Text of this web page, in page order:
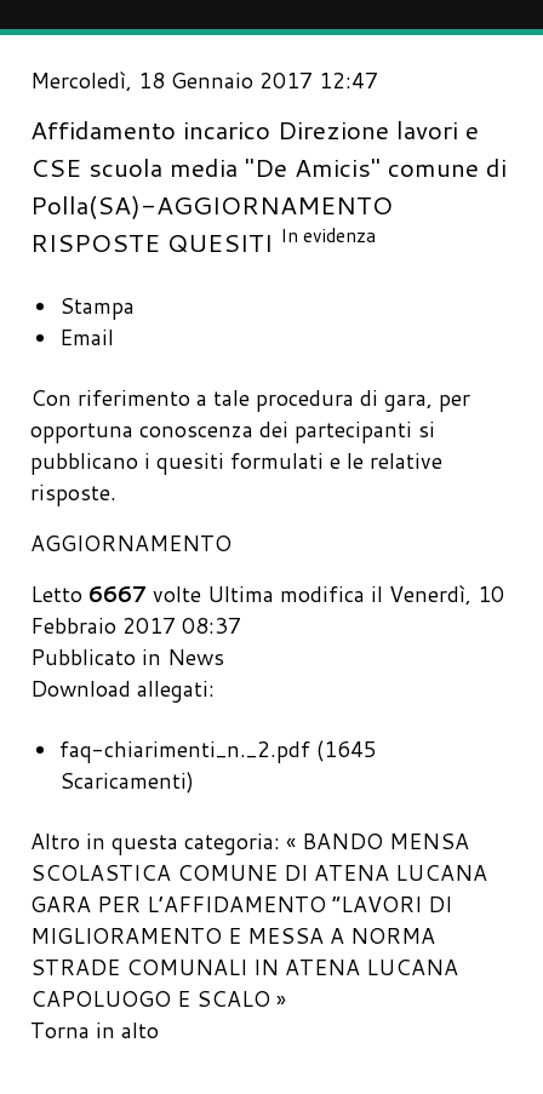
Mercoledì, 18 Gennaio 2017 12:47
Affidamento incarico Direzione lavori e
CSE scuola media "De Amicis" comune di
Polla(SA)-AGGIORNAMENTO
RISPOSTE QUESITI In evidenza
Stampa
Email
Con riferimento a tale procedura di gara, per
opportuna conoscenza dei partecipanti si
pubblicano i quesiti formulati e le relative
risposte.
AGGIORNAMENTO
Letto 6667 volte Ultima modifica il Venerdì, 10
Febbraio 2017 08:37
Pubblicato in News
Download allegati:
faq-chiarimenti_n._2.pdf (1645
Scaricamenti)
Altro in questa categoria: « BANDO MENSA
SCOLASTICA COMUNE DI ATENA LUCANA
GARA PER L’AFFIDAMENTO “LAVORI DI
MIGLIORAMENTO E MESSA A NORMA
STRADE COMUNALI IN ATENA LUCANA
CAPOLUOGO E SCALO »
Torna in alto